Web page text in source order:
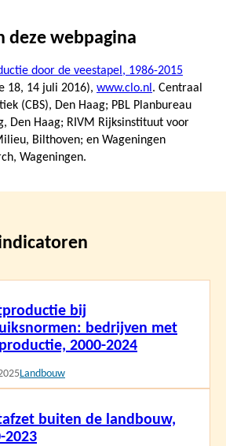
deze webpagina
door de veestapel, 1986-2015
18, 14 juli 2016), www.clo.nl . Centraal
(CBS), Den Haag; PBL Planbureau
Den Haag; RIVM Rijksinstituut voor
Bilthoven; en Wageningen
Wageningen.
bij
bedrijven met
2000-2024
Landbouw
buiten de landbouw,
2023